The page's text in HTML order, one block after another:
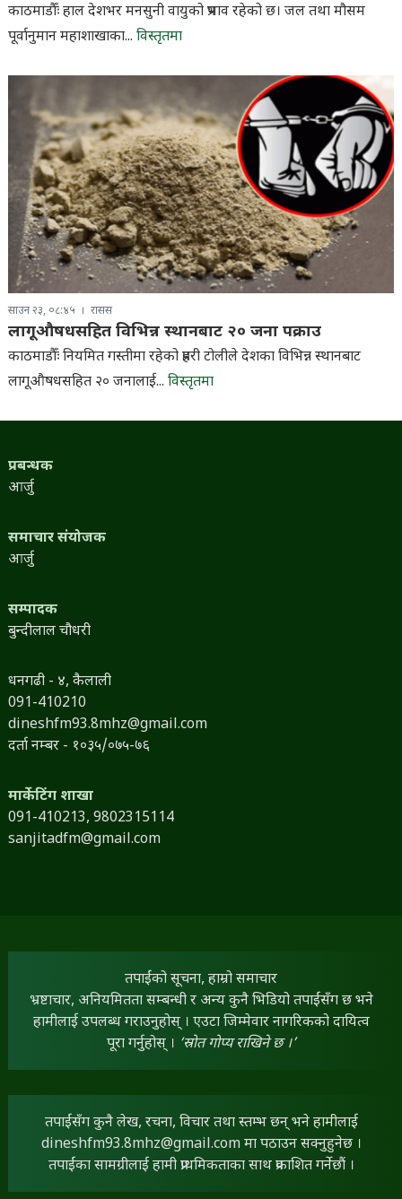
काठमाडौँः हाल देशभर मनसुनी वायुको प्रभाव रहेको छ। जल तथा मौसम
पूर्वानुमान महाशाखाका... विस्तृतमा
साउन २३, ०८:४५ रासस
लागूऔषधसहित विभिन्न स्थानबाट २० जना पक्राउ
काठमाडौँः नियमित गस्तीमा रहेको प्रहरी टोलीले देशका विभिन्न स्थानबाट
लागूऔषधसहित २० जनालाई... विस्तृतमा
प्रबन्धक
आर्जु
समाचार संयोजक
आर्जु
सम्पादक
बुन्दीलाल चौधरी
धनगढी - ४, कैलाली
091-410210
dineshfm93.8mhz@gmail.com
दर्ता नम्बर - १०३५/०७५-७६
मार्केटिंग शाखा
091-410213, 9802315114
sanjitadfm@gmail.com
तपाईंको सूचना, हाम्रो समाचार
भ्रष्टाचार, अनियमितता सम्बन्धी र अन्य कुनै भिडियो तपाईंसँग छ भने
हामीलाई उपलब्ध गराउनुहोस् । एउटा जिम्मेवार नागरिकको दायित्व
पूरा गर्नुहोस् । ‘स्रोत गोप्य राखिने छ ।’
तपाईंसँग कुनै लेख, रचना, विचार तथा स्तम्भ छन् भने हामीलाई
dineshfm93.8mhz@gmail.comमा पठाउन सक्नुहुनेछ ।
तपाईंका सामग्रीलाई हामी प्राथमिकताका साथ प्रकाशित गर्नेछौं ।